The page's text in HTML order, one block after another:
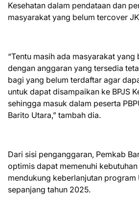
Kesehatan dalam pendataan dan
masyarakat yang belum tercover
“Tentu masih ada masyarakat yang
dengan anggaran yang tersedia
bagi yang belum terdaftar agar
untuk dapat disampaikan ke BPJS
sehingga masuk dalam peserta
Barito Utara,” tambah dia.
Dari sisi penganggaran, Pemkab
optimis dapat memenuhi
mendukung keberlanjutan program
sepanjang tahun 2025.